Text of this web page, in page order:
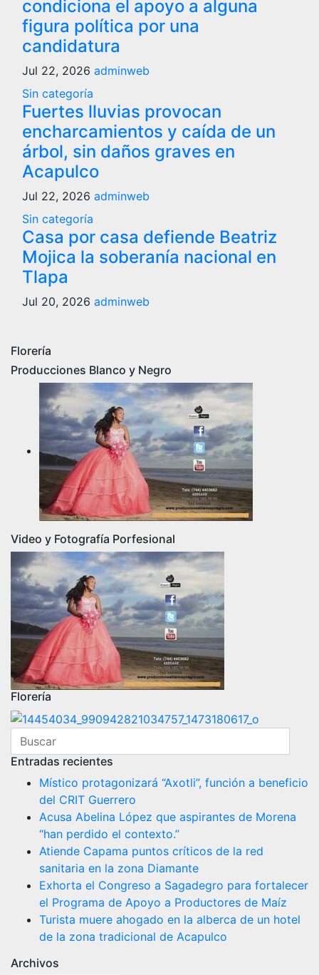
condiciona el apoyo a alguna
figura política por una
candidatura
Jul 22, 2026 adminweb
Sin categoría
Fuertes lluvias provocan
encharcamientos y caída de un
árbol, sin daños graves en
Acapulco
Jul 22, 2026 adminweb
Sin categoría
Casa por casa defiende Beatriz
Mojica la soberanía nacional en
Tlapa
Jul 20, 2026 adminweb
Florería
Producciones Blanco y Negro
Video y Fotografía Porfesional
Florería
Entradas recientes
Místico protagonizará “Axotli”, función a beneficio
del CRIT Guerrero
Acusa Abelina López que aspirantes de Morena
“han perdido el contexto.”
Atiende Capama puntos críticos de la red
sanitaria en la zona Diamante
Exhorta el Congreso a Sagadegro para fortalecer
el Programa de Apoyo a Productores de Maíz
Turista muere ahogado en la alberca de un hotel
de la zona tradicional de Acapulco
Archivos